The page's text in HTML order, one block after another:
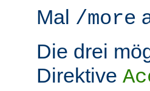
Mal /more
Die drei
Direktive